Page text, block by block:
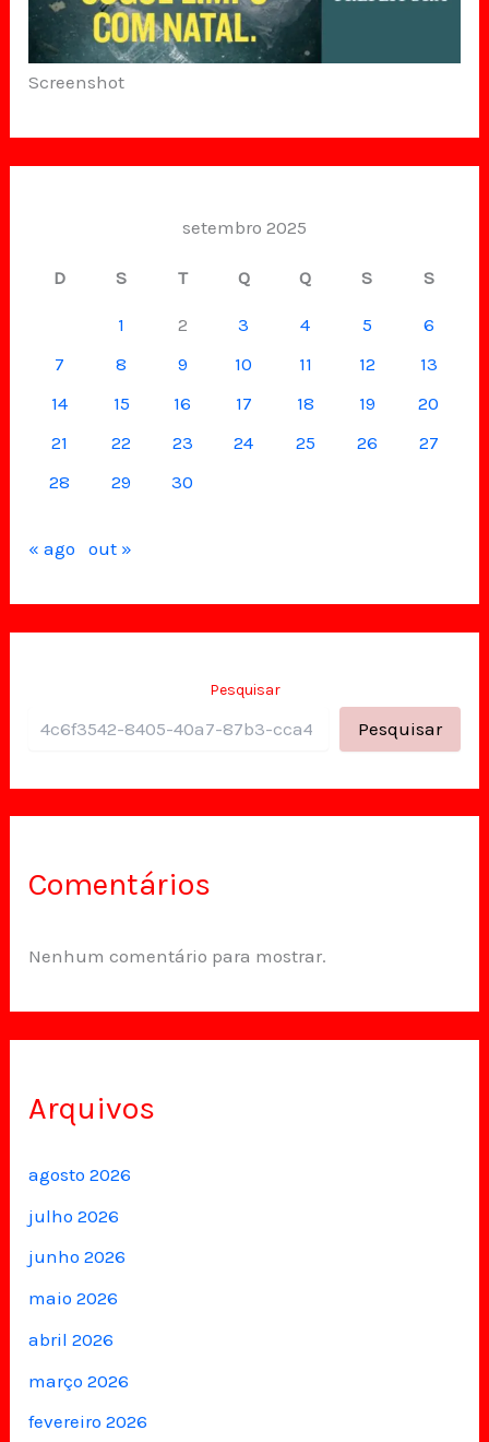
Screenshot
setembro 2025
D S T Q Q S S
1 2 3 4 5
6
7
8 9 10 11 12
13
14
15 16 17 18 19
20
21
22 23 24 25 26
27
28
29 30
« ago out »
Pesquisar
Pesquisar
Comentários
Nenhum comentário para mostrar.
Arquivos
agosto 2026
julho 2026
junho 2026
maio 2026
abril 2026
março 2026
fevereiro 2026